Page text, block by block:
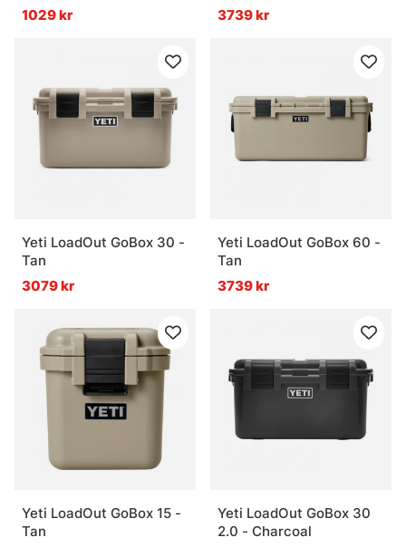
1029 kr
3739 kr
Yeti LoadOut GoBox 30 -
Tan
3079 kr
Yeti LoadOut GoBox 60 -
Tan
3739 kr
Yeti LoadOut GoBox 15 -
Tan
Yeti LoadOut GoBox 30
2.0 - Charcoal